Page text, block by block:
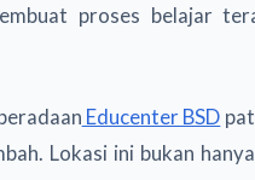
proses belajar
Educenter BSD
Lokasi ini bukan